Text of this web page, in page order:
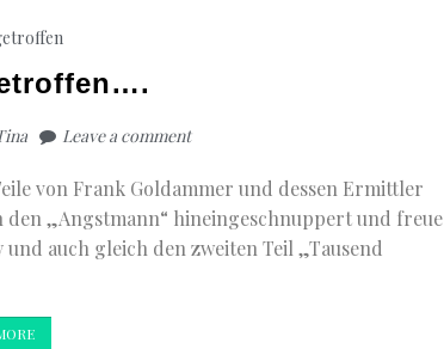
Leave a comment
von Frank Goldammer und dessen Ermittler
den „Angstmann“ hineingeschnuppert und freue
auch gleich den zweiten Teil „Tausend